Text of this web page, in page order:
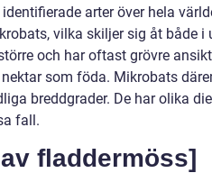
arter över hela
vilka skiljer sig åt både i
och har oftast grövre
som föda. Mikrobats
breddgrader. De har olika
fall.
fladdermöss]